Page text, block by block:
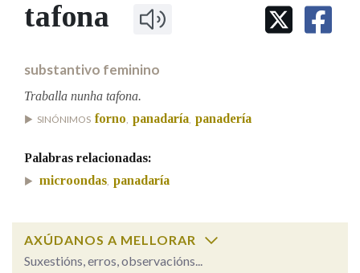
IDENTIDADE CORPORATIVA
MARCIAL DEL ADALID
FIGURAS HOMENAXEADAS
PORTAL DAS PALABRAS
Facebook
TwitterYoutubeInstagramBluesky
BUSCAR NOS LEMAS
Remata por
Contén
BUSCAR NO CONTIDO
tafona
substantivo feminino
Traballa nunha tafona.
SINÓNIMOS forno, panadaría, panadería
Palabras relacionadas:
microondas, panadaría
AXÚDANOS A MELLORAR
Suxestións, erros, observacións...